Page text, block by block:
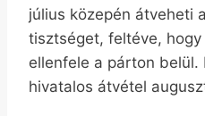
július közepén átveheti
tisztséget, feltéve,
ellenfele a párton belül.
hivatalos átvétel